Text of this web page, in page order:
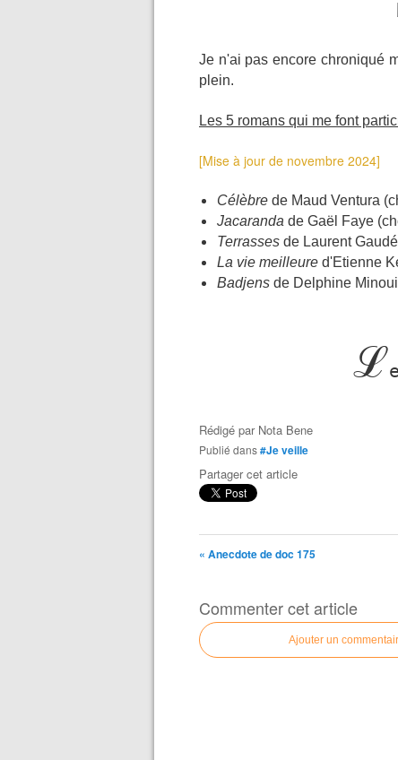
Je n'ai pas encore chroniqué
plein.
Les 5 romans qui me font
[Mise à jour de novembre 2024]
Célèbre de Maud Ventura
Jacaranda de Gaël Faye
Terrasses de Laurent
La vie meilleure d'Etienne
Badjens de Delphine
ℒ
Rédigé par Nota Bene
Publié dans#Je veille
Partager cet article
« Anecdote de doc 175
Commenter cet article
Ajouter un